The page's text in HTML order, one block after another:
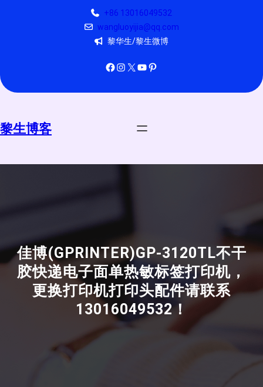
+86 13016049532
wangluoyijia@qq.com
黎华生/黎生微博
Facebook Instagram X YouTube Pinterest
黎生博客
佳博(GPRINTER)GP-3120TL不干
胶快递电子面单热敏标签打印机，
更换打印机打印头配件请联系
13016049532！